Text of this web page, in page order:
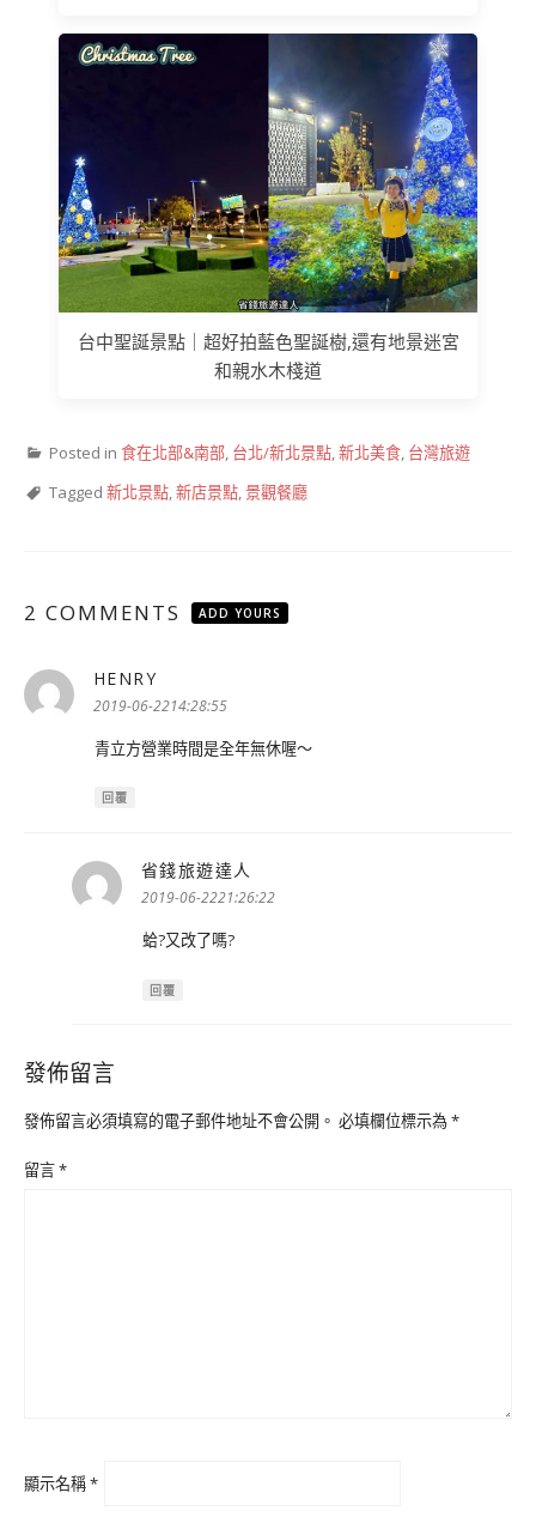
台中聖誕景點｜超好拍藍色聖誕樹,還有地景迷宮
和親水木棧道
Posted in 食在北部&南部, 台北/新北景點,新北美食, 台灣旅遊
Tagged 新北景點,新店景點,景觀餐廳
2 COMMENTS ADD YOURS
HENRY
示:
2019-06-2214:28:55
青立方營業時間是全年無休喔～
回覆
省錢旅遊達人
示:
2019-06-2221:26:22
蛤?又改了嗎?
回覆
發佈留言
發佈留言必須填寫的電子郵件地址不會公開。 必填欄位標示為*
留言*
顯示名稱*